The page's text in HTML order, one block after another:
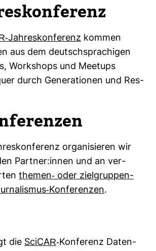
​Jah­res­kon­fe­renz kommen
aus dem deutsch­spra­chigen
Work­shops und Meetups
durch Gene­ra­tionen und Res­
orga­ni­sieren wir
Partner:innen und an ver­
themen-​ oder ziel­grup­pen­
​Kon­fe­renzen.
die SciCAR-​Kon­fe­renz Daten­